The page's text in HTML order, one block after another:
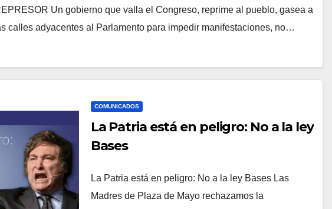
Un gobierno que valla el Congreso, reprime al pueblo, gasea a
calles adyacentes al Parlamento para impedir manifestaciones, no…
COMUNICADOS
La Patria está en peligro: No a la ley
Bases
La Patria está en peligro: No a la ley Bases Las
Madres de Plaza de Mayo rechazamos la